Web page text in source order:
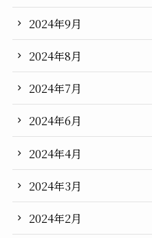
2024年9月
2024年8月
2024年7月
2024年6月
2024年4月
2024年3月
2024年2月